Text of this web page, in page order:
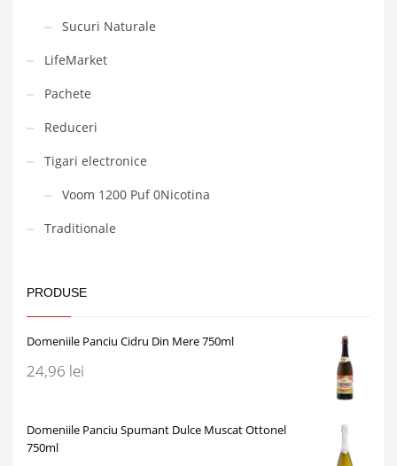
Sucuri Naturale
LifeMarket
Pachete
Reduceri
Tigari electronice
Voom 1200 Puf 0Nicotina
Traditionale
PRODUSE
Domeniile Panciu Cidru Din Mere 750ml
24,96 lei
Domeniile Panciu Spumant Dulce Muscat Ottonel
750ml